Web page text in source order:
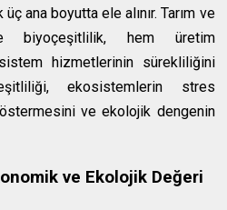
ana boyutta ele alınır. Tarım ve
biyoçeşitlilik, hem üretim
hizmetlerinin sürekliliğini
ekosistemlerin stres
ve ekolojik dengenin
ve Ekolojik Değeri